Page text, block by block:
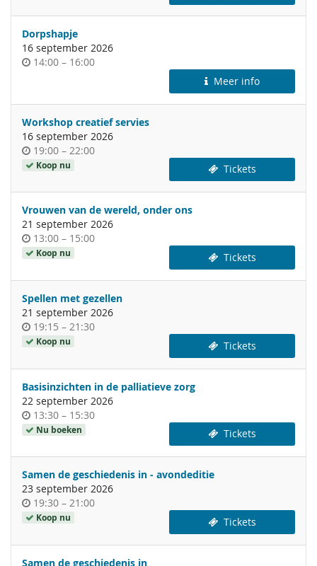
dag
Dorpshapje
16 september 2026
Tijdstip
dag
14:00 –tot
16:00
Meer info
Workshop creatief servies
16 september 2026
Tijdstip
van
dag
19:00 –tot
22:00
Koop nu Tickets
Vrouwen van de wereld, onder ons
21 september 2026
Tijdstip
van
dag
13:00 –tot
15:00
Koop nu Tickets
Spellen met gezellen
21 september 2026
Tijdstip
van
dag
19:15 –tot
21:30
Koop nu Tickets
Basisinzichten in de palliatieve zorg
22 september 2026
Tijdstip
van
dag
13:30 –tot
15:30
Nu boeken Tickets
Samen de geschiedenis in - avondeditie
23 september 2026
Tijdstip
van
dag
19:30 –tot
21:00
Koop nu Tickets
Samen de geschiedenis in